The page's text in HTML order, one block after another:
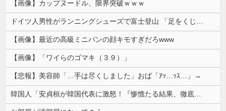
【画像】カップヌードル、限界突破ｗｗｗ
【画像】最近の高級ミニバンの顔キモすぎだろwww
【画像】「ワイらのゴマキ（３９）」
【悲報】美容師「…手は尽くしました」おば「ｱｯ…ｯｽ…」→